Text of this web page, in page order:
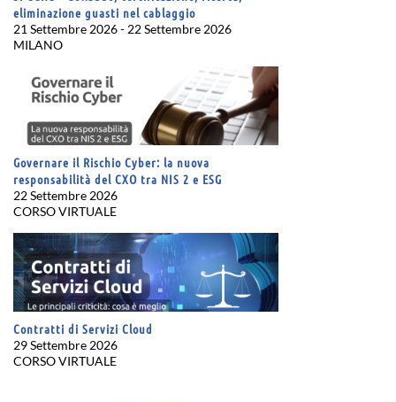
eliminazione guasti nel cablaggio
21 Settembre 2026 - 22 Settembre 2026
MILANO
Governare il Rischio Cyber: la nuova
responsabilità del CXO tra NIS 2 e ESG
22 Settembre 2026
CORSO VIRTUALE
Contratti di Servizi Cloud
29 Settembre 2026
CORSO VIRTUALE